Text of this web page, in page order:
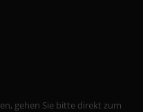
gehen Sie bitte direkt zum